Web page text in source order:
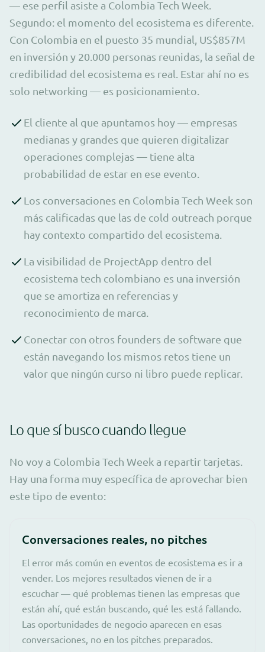
— ese perfil asiste a Colombia Tech Week.
Segundo: el momento del ecosistema es diferente.
Con Colombia en el puesto 35 mundial, US$857M
en inversión y 20.000 personas reunidas, la señal de
credibilidad del ecosistema es real. Estar ahí no es
solo networking — es posicionamiento.
El cliente al que apuntamos hoy — empresas
medianas y grandes que quieren digitalizar
operaciones complejas — tiene alta
probabilidad de estar en ese evento.
Los conversaciones en Colombia Tech Week son
más calificadas que las de cold outreach porque
hay contexto compartido del ecosistema.
La visibilidad de ProjectApp dentro del
ecosistema tech colombiano es una inversión
que se amortiza en referencias y
reconocimiento de marca.
Conectar con otros founders de software que
están navegando los mismos retos tiene un
valor que ningún curso ni libro puede replicar.
Lo que sí busco cuando llegue
No voy a Colombia Tech Week a repartir tarjetas.
Hay una forma muy específica de aprovechar bien
este tipo de evento:
Conversaciones reales, no pitches
El error más común en eventos de ecosistema es ir a
vender. Los mejores resultados vienen de ir a
escuchar — qué problemas tienen las empresas que
están ahí, qué están buscando, qué les está fallando.
Las oportunidades de negocio aparecen en esas
conversaciones, no en los pitches preparados.